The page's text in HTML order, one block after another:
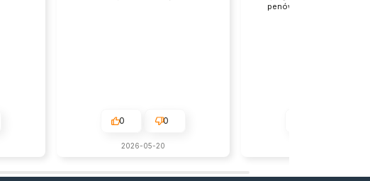
0 0
2026-05-20
penów na początek